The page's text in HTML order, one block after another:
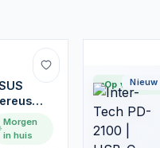
Laptop
|
Morgen
in huis
Op voorraad
Nieuw